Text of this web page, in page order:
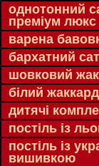
однотонний
преміум люкс
варена
бархатний
шовковий
білий
дитячі
постіль із
постіль із
вишивкою